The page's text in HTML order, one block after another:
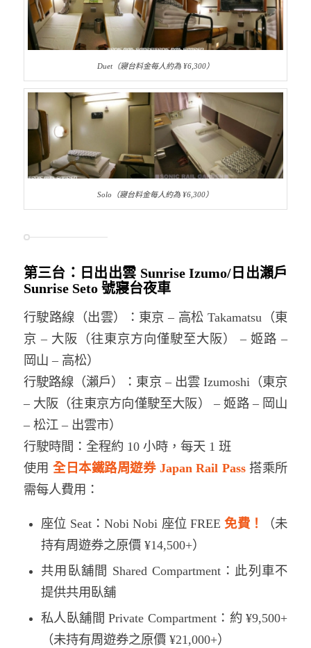
Duet（寢台料金每人約為 ¥6,300）
Solo（寢台料金每人約為 ¥6,300）
第三台：日出出雲 Sunrise Izumo/日出瀨戶
Sunrise Seto 號寢台夜車
行駛路線（出雲）：東京 – 高松 Takamatsu（東
京 – 大阪（往東京方向僅駛至大阪） – 姬路 –
岡山 – 高松）
行駛路線（瀨戶）：東京 – 出雲 Izumoshi（東京
– 大阪（往東京方向僅駛至大阪） – 姬路 – 岡山
– 松江 – 出雲市）
行駛時間：全程約 10 小時，每天 1 班
使用全日本鐵路周遊券 Japan Rail Pass搭乘所
需每人費用：
座位 Seat：Nobi Nobi 座位 FREE免費！
（未
持有周遊券之原價 ¥14,500+）
共用臥舖間 Shared Compartment：此列車不
提供共用臥舖
私人臥舖間 Private Compartment：約 ¥9,500+
（未持有周遊券之原價 ¥21,000+）